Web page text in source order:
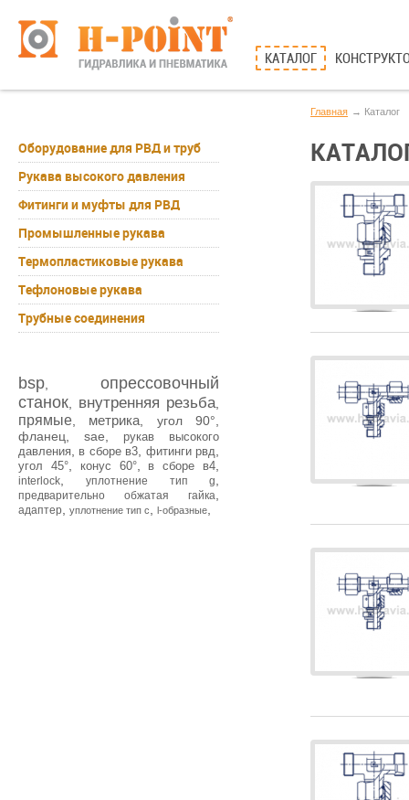
КАТАЛОГ
Оборудование для РВД и труб
Рукава высокого давления
Фитинги и муфты для РВД
Промышленные рукава
Термопластиковые рукава
Тефлоновые рукава
Трубные соединения
bsp
опрессовочный
станок
внутренняя резьба
прямые метрика угол 90°
фланец
sae
рукав высокого
давления
в сборе в3 фитинги рвд
угол 45°, конус 60°, в сборе в4
interlock ,уплотнение тип g
предварительно обжатая гайка
адаптер уплотнение тип с l-образные
Главная Каталог